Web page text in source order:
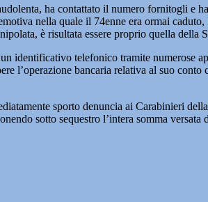
ha contattato il numero fornitogli e
nella quale il 74enne era ormai
è risultata essere proprio quella della
identificativo telefonico tramite numerose
l’operazione bancaria relativa al suo
sporto denuncia ai Carabinieri
sotto sequestro l’intera somma